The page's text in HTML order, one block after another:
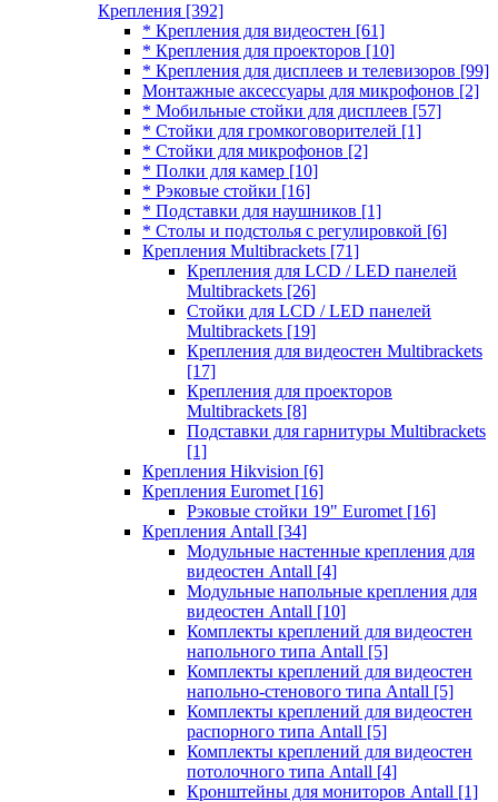
Крепления [392]
* Крепления для видеостен [61]
* Крепления для проекторов [10]
* Крепления для дисплеев и телевизоров [99]
Монтажные аксессуары для микрофонов [2]
* Мобильные стойки для дисплеев [57]
* Стойки для громкоговорителей [1]
* Стойки для микрофонов [2]
* Полки для камер [10]
* Рэковые стойки [16]
* Подставки для наушников [1]
* Столы и подстолья с регулировкой [6]
Крепления Multibrackets [71]
Крепления для LCD / LED панелей
Multibrackets [26]
Стойки для LCD / LED панелей
Multibrackets [19]
Крепления для видеостен Multibrackets
[17]
Крепления для проекторов
Multibrackets [8]
Подставки для гарнитуры Multibrackets
[1]
Крепления Hikvision [6]
Крепления Euromet [16]
Рэковые стойки 19" Euromet [16]
Крепления Antall [34]
Модульные настенные крепления для
видеостен Antall [4]
Модульные напольные крепления для
видеостен Antall [10]
Комплекты креплений для видеостен
напольного типа Antall [5]
Комплекты креплений для видеостен
напольно-стенового типа Antall [5]
Комплекты креплений для видеостен
распорного типа Antall [5]
Комплекты креплений для видеостен
потолочного типа Antall [4]
Кронштейны для мониторов Antall [1]